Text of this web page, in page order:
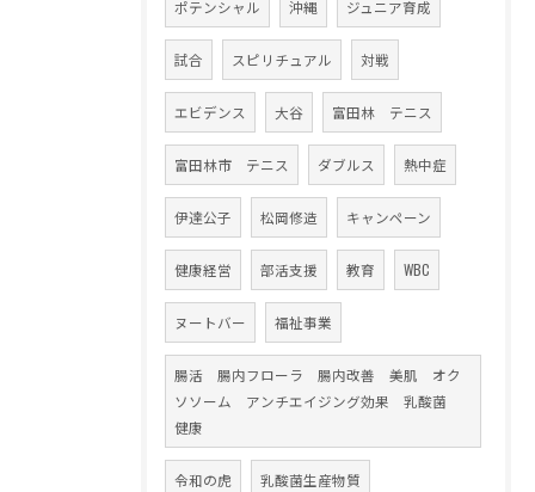
ポテンシャル 沖縄 ジュニア育成
試合 スピリチュアル 対戦
エビデンス 大谷 富田林 テニス
富田林市 テニス ダブルス 熱中症
伊達公子 松岡修造 キャンペーン
健康経営 部活支援 教育 WBC
ヌートバー 福祉事業
腸活 腸内フローラ 腸内改善 美肌 オク
ソソーム アンチエイジング効果 乳酸菌
健康
令和の虎 乳酸菌生産物質